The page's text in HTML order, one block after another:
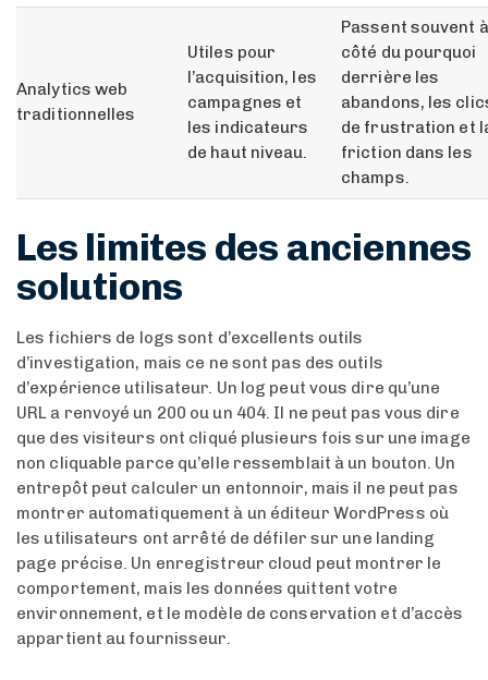
Analytics web
traditionnelles
Utiles pour
l’acquisition, les
campagnes et
les indicateurs
de haut niveau.
Passent souvent à
côté du pourquoi
derrière les
abandons, les
de frustration et
friction dans les
champs.
Les limites des anciennes
solutions
Les fichiers de logs sont d’excellents outils
d’investigation, mais ce ne sont pas des outils
d’expérience utilisateur. Un log peut vous dire qu’une
URL a renvoyé un 200 ou un 404. Il ne peut pas vous dire
que des visiteurs ont cliqué plusieurs fois sur une image
non cliquable parce qu’elle ressemblait à un bouton. Un
entrepôt peut calculer un entonnoir, mais il ne peut pas
montrer automatiquement à un éditeur WordPress où
les utilisateurs ont arrêté de défiler sur une landing
page précise. Un enregistreur cloud peut montrer le
comportement, mais les données quittent votre
environnement, et le modèle de conservation et d’accès
appartient au fournisseur.